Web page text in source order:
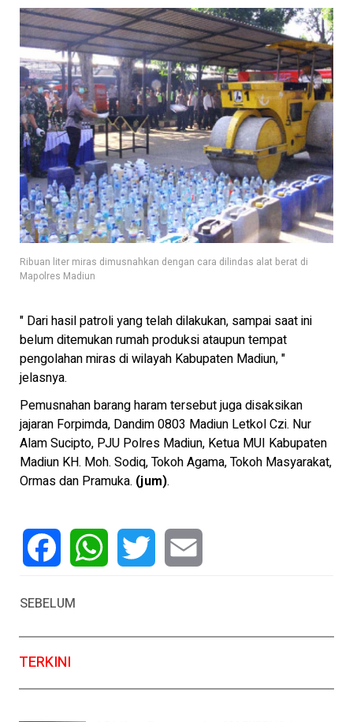
Ribuan liter miras dimusnahkan dengan cara dilindas alat berat di
Mapolres Madiun
" Dari hasil patroli yang telah dilakukan, sampai saat ini
belum ditemukan rumah produksi ataupun tempat
pengolahan miras di wilayah Kabupaten Madiun, "
jelasnya.
Pemusnahan barang haram tersebut juga disaksikan
jajaran Forpimda, Dandim 0803 Madiun Letkol Czi. Nur
Alam Sucipto, PJU Polres Madiun, Ketua MUI Kabupaten
Madiun KH. Moh. Sodiq, Tokoh Agama, Tokoh Masyarakat,
Ormas dan Pramuka. (jum).
SEBELUM
TERKINI